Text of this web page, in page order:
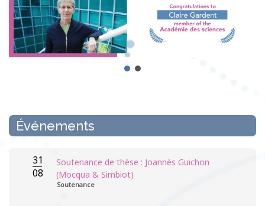
Événements
31
08
Soutenance de thèse : Joannès Guichon
(Mocqua & Simbiot)
Soutenance